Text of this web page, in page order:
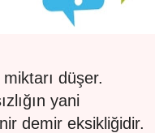
düşer.
yani
demir eksikliğidir.